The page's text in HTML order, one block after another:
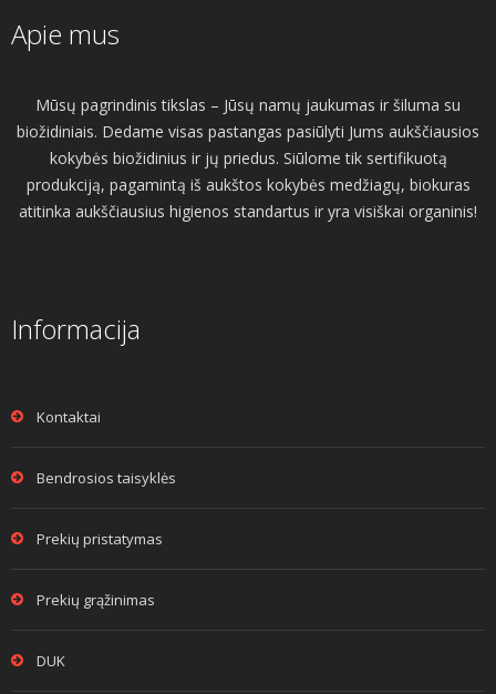
Apie mus
Mūsų pagrindinis tikslas – Jūsų namų jaukumas ir šiluma su
biožidiniais. Dedame visas pastangas pasiūlyti Jums aukščiausios
kokybės biožidinius ir jų priedus. Siūlome tik sertifikuotą
produkciją, pagamintą iš aukštos kokybės medžiagų, biokuras
atitinka aukščiausius higienos standartus ir yra visiškai organinis!
Informacija
Kontaktai
Bendrosios taisyklės
Prekių pristatymas
Prekių grąžinimas
DUK